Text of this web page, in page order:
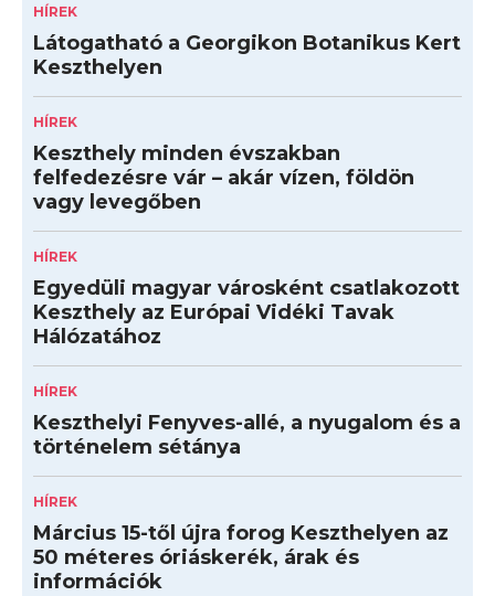
HÍREK
Látogatható a Georgikon Botanikus Kert
Keszthelyen
HÍREK
Keszthely minden évszakban
felfedezésre vár – akár vízen, földön
vagy levegőben
HÍREK
Egyedüli magyar városként csatlakozott
Keszthely az Európai Vidéki Tavak
Hálózatához
HÍREK
Keszthelyi Fenyves-allé, a nyugalom és a
történelem sétánya
HÍREK
Március 15-től újra forog Keszthelyen az
50 méteres óriáskerék, árak és
információk